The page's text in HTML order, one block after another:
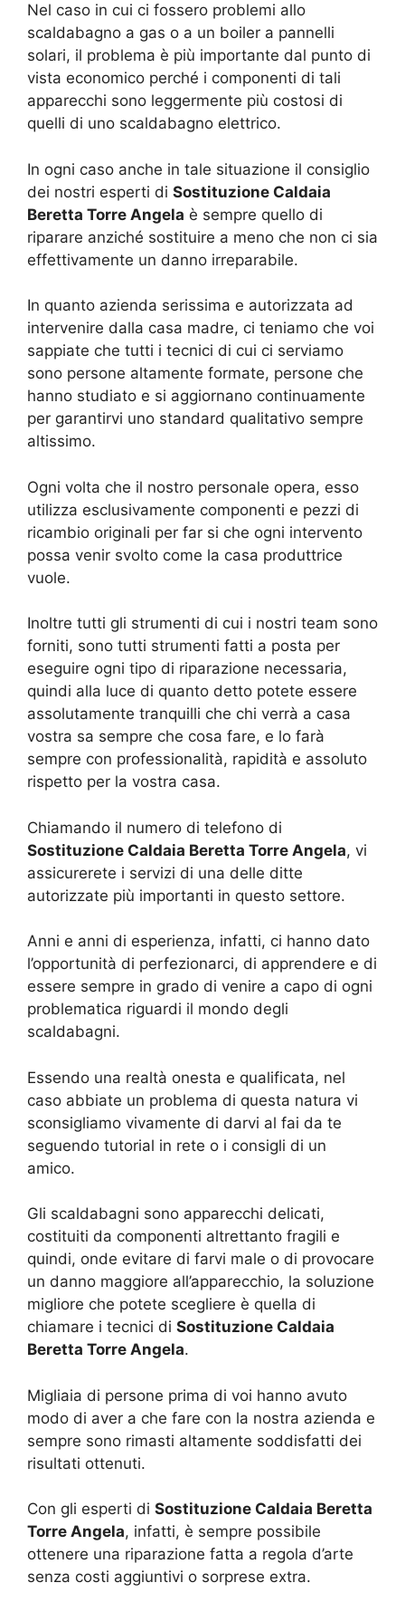
Nel caso in cui ci fossero problemi allo
scaldabagno a gas o a un boiler a pannelli
solari, il problema è più importante dal punto di
vista economico perché i componenti di tali
apparecchi sono leggermente più costosi di
quelli di uno scaldabagno elettrico.
In ogni caso anche in tale situazione il consiglio
dei nostri esperti di Sostituzione Caldaia
Beretta Torre Angela è sempre quello di
riparare anziché sostituire a meno che non ci sia
effettivamente un danno irreparabile.
In quanto azienda serissima e autorizzata ad
intervenire dalla casa madre, ci teniamo che voi
sappiate che tutti i tecnici di cui ci serviamo
sono persone altamente formate, persone che
hanno studiato e si aggiornano continuamente
per garantirvi uno standard qualitativo sempre
altissimo.
Ogni volta che il nostro personale opera, esso
utilizza esclusivamente componenti e pezzi di
ricambio originali per far si che ogni intervento
possa venir svolto come la casa produttrice
vuole.
Inoltre tutti gli strumenti di cui i nostri team sono
forniti, sono tutti strumenti fatti a posta per
eseguire ogni tipo di riparazione necessaria,
quindi alla luce di quanto detto potete essere
assolutamente tranquilli che chi verrà a casa
vostra sa sempre che cosa fare, e lo farà
sempre con professionalità, rapidità e assoluto
rispetto per la vostra casa.
Chiamando il numero di telefono di
Sostituzione Caldaia Beretta Torre Angela, vi
assicurerete i servizi di una delle ditte
autorizzate più importanti in questo settore.
Anni e anni di esperienza, infatti, ci hanno dato
l’opportunità di perfezionarci, di apprendere e di
essere sempre in grado di venire a capo di ogni
problematica riguardi il mondo degli
scaldabagni.
Essendo una realtà onesta e qualificata, nel
caso abbiate un problema di questa natura vi
sconsigliamo vivamente di darvi al fai da te
seguendo tutorial in rete o i consigli di un
amico.
Gli scaldabagni sono apparecchi delicati,
costituiti da componenti altrettanto fragili e
quindi, onde evitare di farvi male o di provocare
un danno maggiore all’apparecchio, la soluzione
migliore che potete scegliere è quella di
chiamare i tecnici di Sostituzione Caldaia
Beretta Torre Angela.
Migliaia di persone prima di voi hanno avuto
modo di aver a che fare con la nostra azienda e
sempre sono rimasti altamente soddisfatti dei
risultati ottenuti.
Con gli esperti di Sostituzione Caldaia Beretta
Torre Angela, infatti, è sempre possibile
ottenere una riparazione fatta a regola d’arte
senza costi aggiuntivi o sorprese extra.